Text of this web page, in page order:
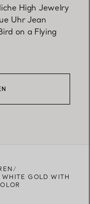
High Jewelry
Uhr Jean
on a Flying
GOLD WITH